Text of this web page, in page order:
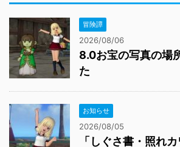
冒険譚
2026/08/06
8.0お宝の写真の場
た
お知らせ
2026/08/05
「しぐさ書・照れ